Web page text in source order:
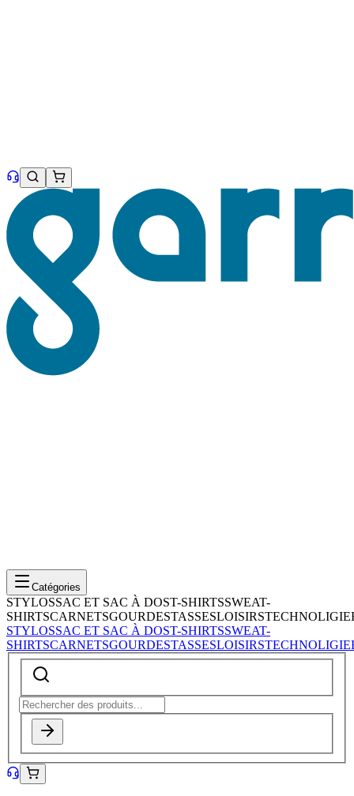
Catégories
STYLOSSAC ET SAC À DOST-SHIRTSSWEAT-
SHIRTSCARNETSGOURDESTASSESLOISIRSTECHNOLIGIE
STYLOSSAC ET SAC À DOST-SHIRTSSWEAT-
SHIRTSCARNETSGOURDESTASSESLOISIRSTECHNOLIGIE